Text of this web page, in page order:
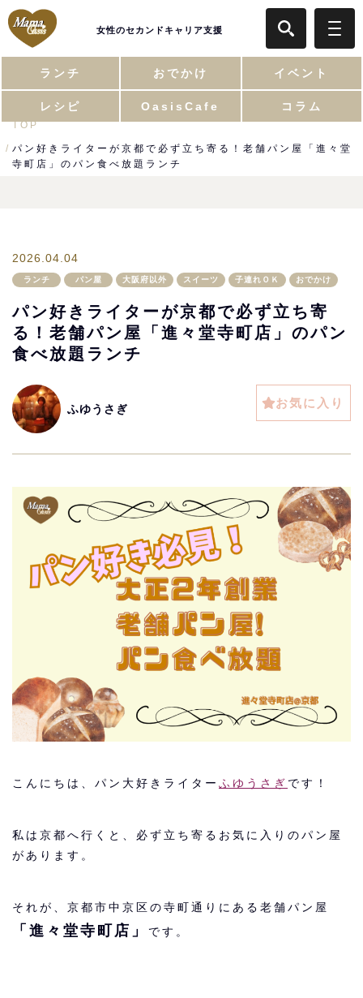
女性のセカンドキャリア支援
ランチ おでかけ イベント
レシピ OasisCafe コラム
TOP
パン好きライターが京都で必ず立ち寄る！老舗パン屋「進々堂
寺町店」のパン食べ放題ランチ
2026.04.04
ランチ パン屋 大阪府以外 スイーツ 子連れＯＫ おでかけ
パン好きライターが京都で必ず立ち寄
る！老舗パン屋「進々堂寺町店」のパン
食べ放題ランチ
ふゆうさぎ お気に入り
こんにちは、パン大好きライター ふゆうさぎ です！
私は京都へ行くと、必ず立ち寄るお気に入りのパン屋
があります。
それが、京都市中京区の寺町通りにある老舗パン屋
「進々堂寺町店」 です。